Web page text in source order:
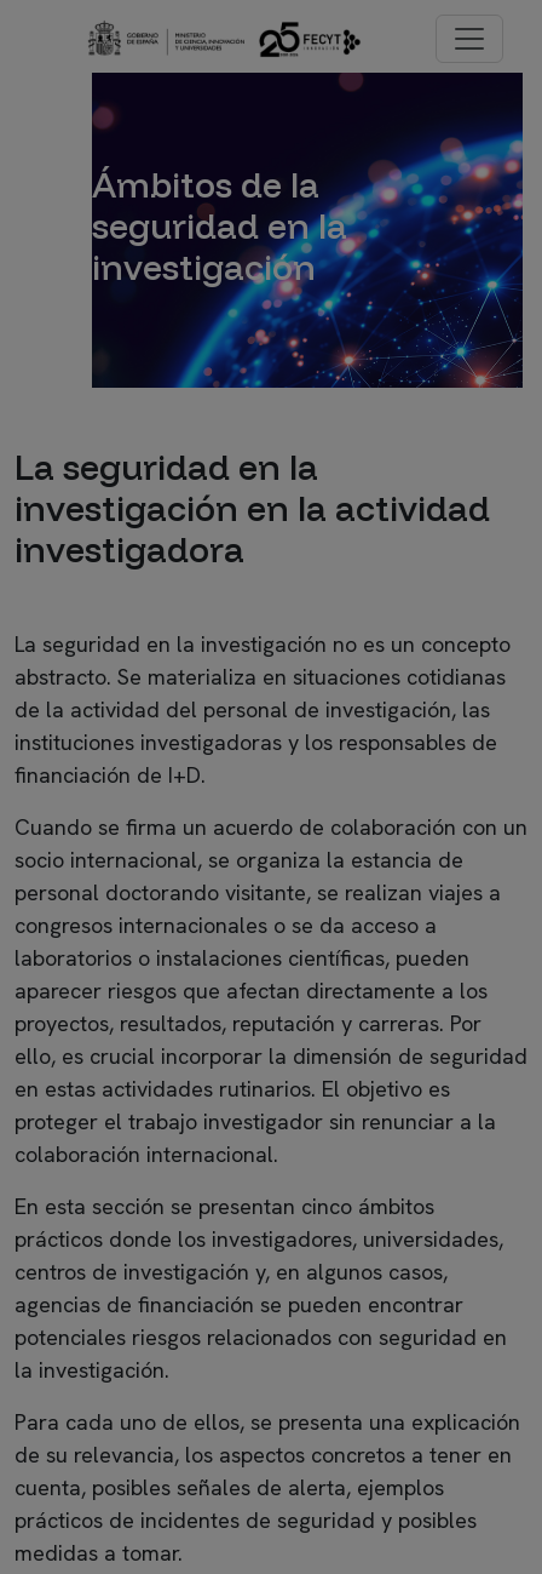
Pasar al contenido principal
Imagen
Ámbitos de la
seguridad en la
investigación
La seguridad en la
investigación en la actividad
investigadora
La seguridad en la investigación no es un concepto
abstracto. Se materializa en situaciones cotidianas
de la actividad del personal de investigación, las
instituciones investigadoras y los responsables de
financiación de I+D.
Cuando se firma un acuerdo de colaboración con un
socio internacional, se organiza la estancia de
personal doctorando visitante, se realizan viajes a
congresos internacionales o se da acceso a
laboratorios o instalaciones científicas, pueden
aparecer riesgos que afectan directamente a los
proyectos, resultados, reputación y carreras. Por
ello, es crucial incorporar la dimensión de seguridad
en estas actividades rutinarios. El objetivo es
proteger el trabajo investigador sin renunciar a la
colaboración internacional.
En esta sección se presentan cinco ámbitos
prácticos donde los investigadores, universidades,
centros de investigación y, en algunos casos,
agencias de financiación se pueden encontrar
potenciales riesgos relacionados con seguridad en
la investigación.
Para cada uno de ellos, se presenta una explicación
de su relevancia, los aspectos concretos a tener en
cuenta, posibles señales de alerta, ejemplos
prácticos de incidentes de seguridad y posibles
medidas a tomar.